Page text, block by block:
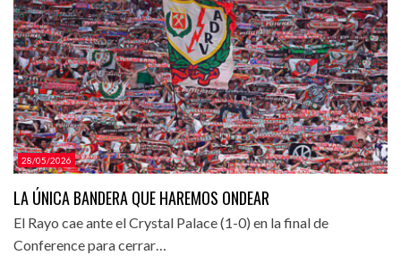
28/05/2026
LA ÚNICA BANDERA QUE HAREMOS ONDEAR
El Rayo cae ante el Crystal Palace (1-0) en la final de
Conference para cerrar…